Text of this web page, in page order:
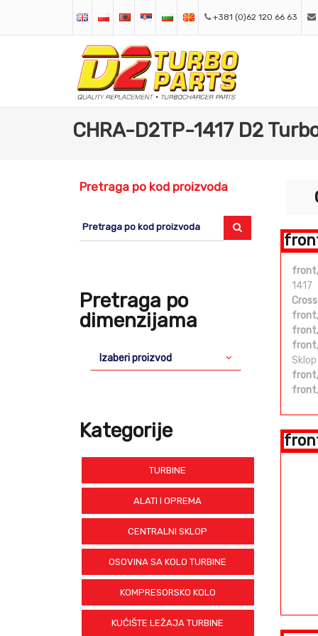
+381 (0)62 120 66 63
CHRA-D2TP-1417 D2
Pretraga po kod proizvoda
Pretraga po
dimenzijama
Izaberi proizvod
Kategorije
TURBINE
ALATI I OPREMA
CENTRALNI SKLOP
OSOVINA SA KOLO TURBINE
KOMPRESORSKO KOLO
KUĆIŠTE LEŽAJA TURBINE
1417
Sklop